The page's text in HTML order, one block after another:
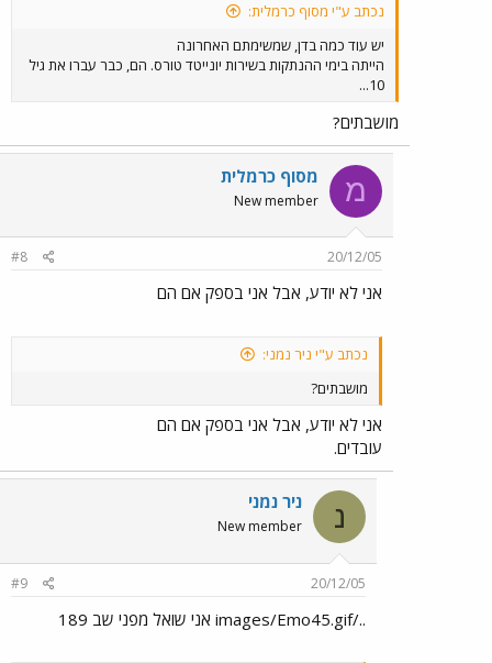
נכתב ע"י מסוף כרמלית:
יש עוד כמה בדן, שמשימתם האחרונה
הייתה בימי ההנתקות בשירות יונייטד טורס. הם, כבר עברו את גיל
10...
מושבתים?
מ מסוף כרמלית
New member
20/12/05
#8
אני לא יודע, אבל אני בספק אם הם
נכתב ע"י ניר נמני:
מושבתים?
אני לא יודע, אבל אני בספק אם הם
עובדים.
נ ניר נמני
New member
20/12/05
#9
../images/Emo45.gif אני שואל מפני שב 189